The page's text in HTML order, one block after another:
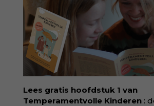
Wonderwoud is het
antwoord op alle snelle
boekjes en hapsnap-filmpjes.
kindertijdschrift van Nederland;
kunde voor taal, beeld en
spat van elke pagina. Dat vóel je.
kind. Abonneer via
wonderwoud.nl/abonneren**
korting met code:
KIIND10
Lees gratis hoofdstuk 1 van
Temperamentvolle Kinderen :